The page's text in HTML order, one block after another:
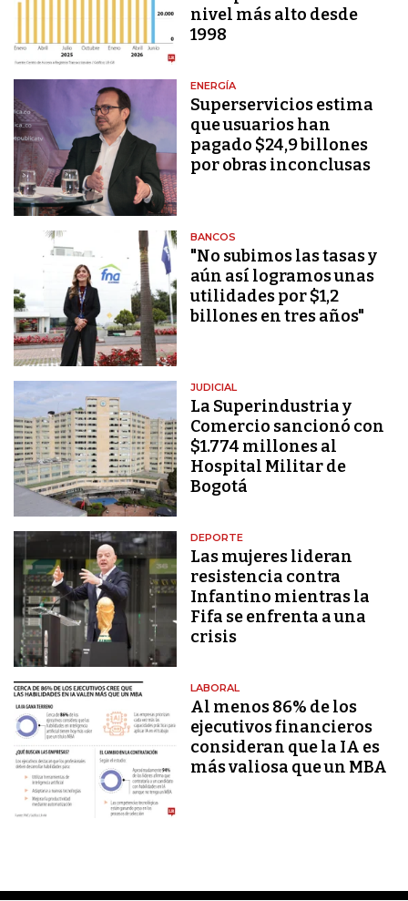
nivel más alto desde
1998
ENERGÍA
Superservicios estima
que usuarios han
pagado $24,9 billones
por obras inconclusas
BANCOS
"No subimos las tasas y
aún así logramos unas
utilidades por $1,2
billones en tres años"
JUDICIAL
La Superindustria y
Comercio sancionó con
$1.774 millones al
Hospital Militar de
Bogotá
DEPORTE
Las mujeres lideran
resistencia contra
Infantino mientras la
Fifa se enfrenta a una
crisis
LABORAL
Al menos 86% de los
ejecutivos financieros
consideran que la IA es
más valiosa que un MBA